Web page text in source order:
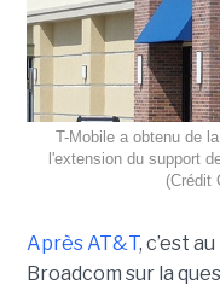
T-Mobile a obtenu de
l'extension du support
(Crédit
Après AT&T, c’est
Broadcom sur la